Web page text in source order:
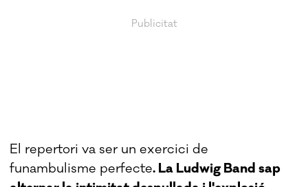
El repertori va ser un exercici de
funambulisme perfecte. La Ludwig Band sap